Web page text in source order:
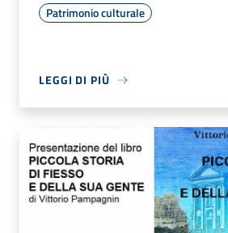
Patrimonio culturale
LEGGI DI PIÙ